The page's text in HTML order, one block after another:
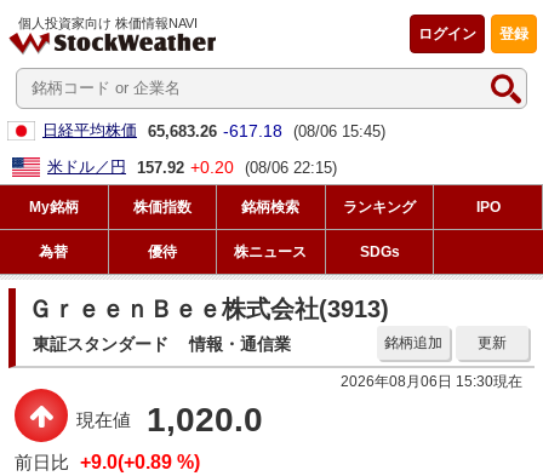
個人投資家向け 株価情報NAVI
登録
ログイン
日経平均株価 65,683.26 -617.18 (08/06 15:45)
米ドル／円
157.92 +0.20 (08/06 22:15)
My銘柄 株価指数 銘柄検索 ランキング IPO
為替 優待 株ニュース SDGs
ＧｒｅｅｎＢｅｅ株式会社(3913)
東証スタンダード 情報・通信業 更新
銘柄追加
2026年08月06日 15:30現在
現在値 1,020.0
前日比 +9.0(+0.89 %)